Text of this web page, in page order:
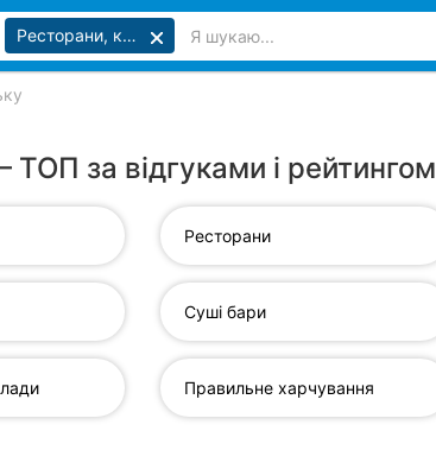
Ресторани, кафе, бари
за відгуками і рейтингом
Ресторани
Суші бари
Правильне харчування